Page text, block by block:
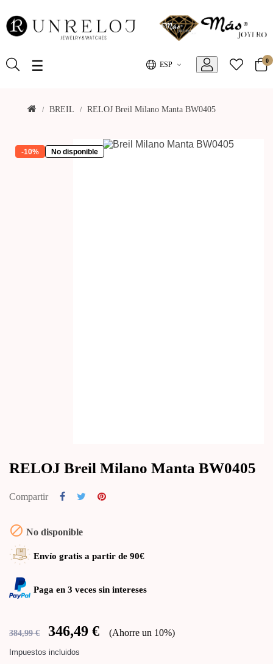
ESP 0
Toggle
☰
BREIL RELOJ Breil Milano Manta BW0405
-10% No disponible
RELOJ Breil Milano Manta BW0405
Compartir
 No disponible
Envío gratis a partir de 90€
Paga en 3 veces sin intereses
384,99 € 346,49 € Ahorre un 10%
Impuestos incluidos